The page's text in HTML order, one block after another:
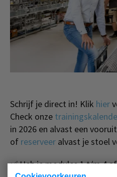
Schrijf je direct in! Klik hier
Check onze
in 2026 en alvast een
of reserveer alvast je stoel
✅ Heb je modules 1 t/m 4